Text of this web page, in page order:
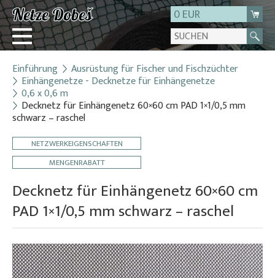
0 EUR
Login
Registrierung
Über uns
Kontakt
Einführung Ausrüstung für Fischer und Fischzüchter
Einhängenetze - Decknetze für Einhängenetze
0,6 x 0,6 m
Decknetz für Einhängenetz 60×60 cm PAD 1×1/0,5 mm
schwarz – raschel
NETZWERKEIGENSCHAFTEN
MENGENRABATT
Decknetz für Einhängenetz 60×60 cm
PAD 1×1/0,5 mm schwarz – raschel